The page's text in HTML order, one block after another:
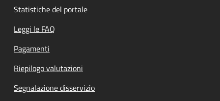
Statistiche del portale
Leggi le FAQ
Pagamenti
Riepilogo valutazioni
Segnalazione disservizio